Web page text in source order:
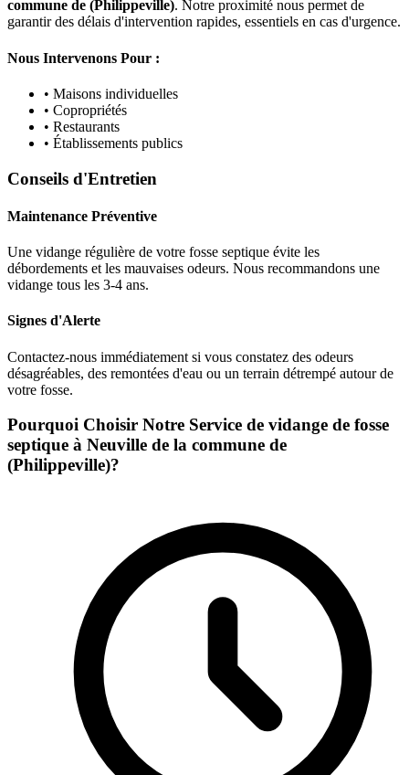
commune de (Philippeville). Notre proximité nous permet de
garantir des délais d'intervention rapides, essentiels en cas d'urgence.
Nous Intervenons Pour :
• Maisons individuelles
• Copropriétés
• Restaurants
• Établissements publics
Conseils d'Entretien
Maintenance Préventive
Une vidange régulière de votre fosse septique évite les
débordements et les mauvaises odeurs. Nous recommandons une
vidange tous les 3-4 ans.
Signes d'Alerte
Contactez-nous immédiatement si vous constatez des odeurs
désagréables, des remontées d'eau ou un terrain détrempé autour de
votre fosse.
Pourquoi Choisir Notre Service de vidange de fosse
septique à Neuville de la commune de
(Philippeville)?